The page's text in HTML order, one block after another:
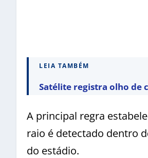
LEIA TAMBÉM
Satélite registra olho de
A principal regra
raio é detectado dentro
do estádio.